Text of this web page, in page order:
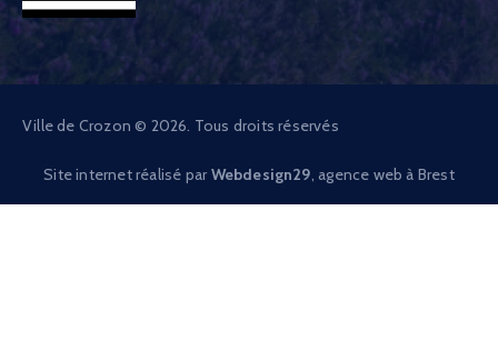
Ville de Crozon © 2026. Tous droits réservés
Site internet réalisé par Webdesign29 , agence web à Brest